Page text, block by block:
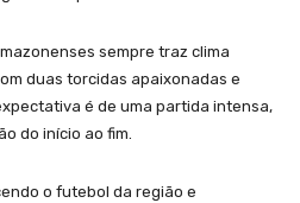
sempre traz clima
duas torcidas apaixonadas e
é de uma partida intensa,
do início ao fim.
o futebol da região e